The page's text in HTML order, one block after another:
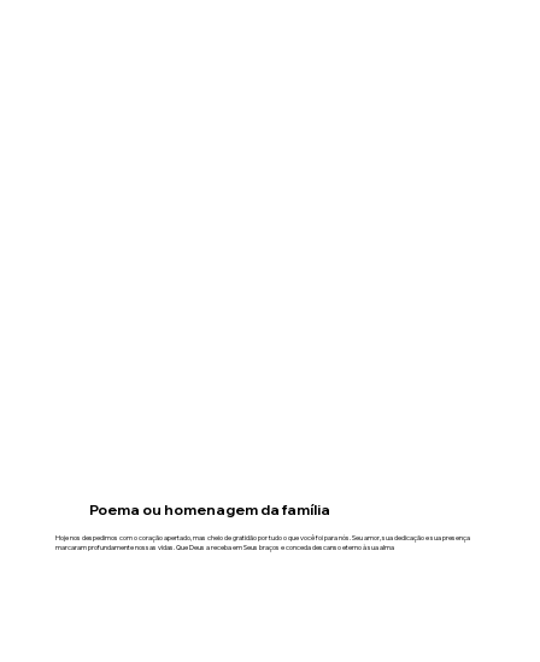
Poema ou homenagem da família
Hoje nos despedimos com o coração apertado, mas cheio de gratidão por tudo o que você foi para nós. Seu amor, sua dedicação e sua presença
marcaram profundamente nossas vidas. Que Deus a receba em Seus braços e conceda descanso eterno à sua alma